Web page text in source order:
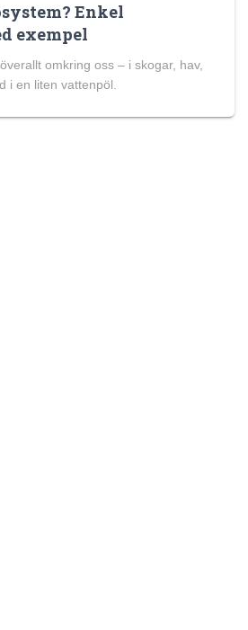
Enkel
exempel
omkring oss – i skogar, hav,
i en liten vattenpöl.